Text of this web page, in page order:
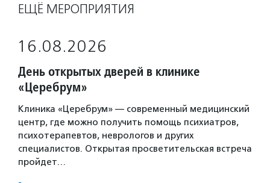
ЕЩЁ МЕРОПРИЯТИЯ
16.08.2026
День открытых дверей в клинике
«Церебрум»
Клиника «Церебрум» — современный медицинский
центр, где можно получить помощь психиатров,
психотерапевтов, неврологов и других
специалистов. Открытая просветительская встреча
пройдет…